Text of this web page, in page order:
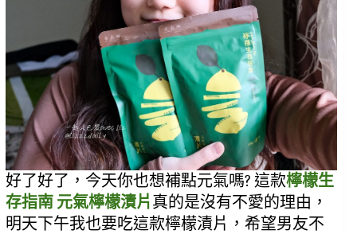
好了好了，今天你也想補點元氣嗎? 這款檸檬生
存指南 元氣檸檬漬片真的是沒有不愛的理由，
明天下午我也要吃這款檸檬漬片，希望男友不